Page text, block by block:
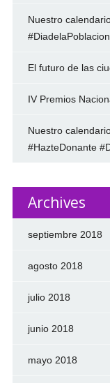
Nuestro
El futuro de las
IV Premios
Nuestro
#HazteDonante
Archives
septiembre 2018
agosto 2018
julio 2018
junio 2018
mayo 2018